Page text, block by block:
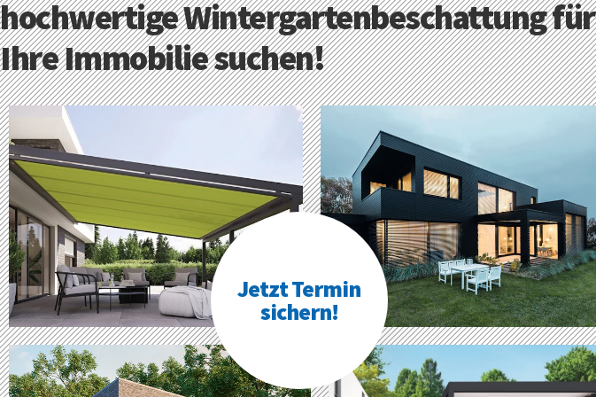
hochwertige Wintergartenbeschattung für
Ihre Immobilie suchen!
Jetzt Termin
sichern!